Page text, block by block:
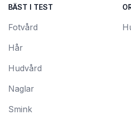
BÄST I TEST
Fotvård
Hår
Hudvård
Naglar
Smink